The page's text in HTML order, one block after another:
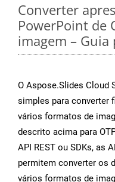
Converter
PowerPoint de
imagem – Guia
O Aspose.Slides Cloud
simples para converter
vários formatos de
descrito acima para
API REST ou SDKs, as
permitem converter os
vários formatos de